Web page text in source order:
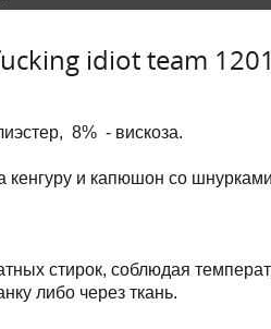
idiot team
8% - вискоза.
кенгуру и капюшон со шнурками
стирок, соблюдая
либо через ткань.